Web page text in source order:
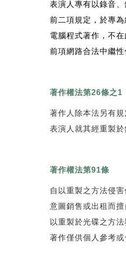
表演人專有以錄音、
前二項規定，於專
電腦程式著作，不在
前項網路合法中繼
著作權法第26條之1
著作人除本法另有
表演人就其經重製
著作權法第91條
自以重製之方法侵
意圖銷售或出租而
以重製於光碟之方
著作僅供個人參考或